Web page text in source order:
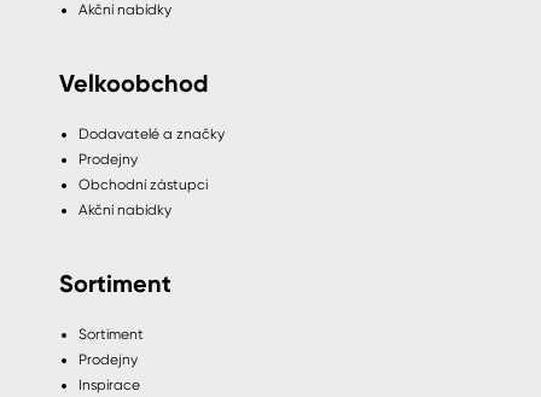
Akční nabídky
Velkoobchod
Dodavatelé a značky
Prodejny
Obchodní zástupci
Akční nabídky
Sortiment
Sortiment
Prodejny
Inspirace